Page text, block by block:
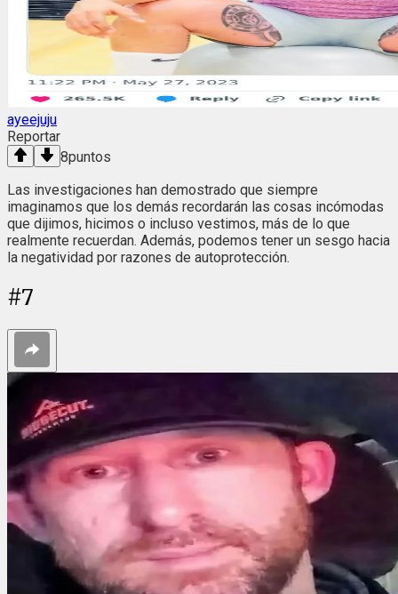
ayeejuju
Reportar
8puntos
Las investigaciones han demostrado que siempre
imaginamos que los demás recordarán las cosas incómodas
que dijimos, hicimos o incluso vestimos, más de lo que
realmente recuerdan. Además, podemos tener un sesgo hacia
la negatividad por razones de autoprotección.
#7